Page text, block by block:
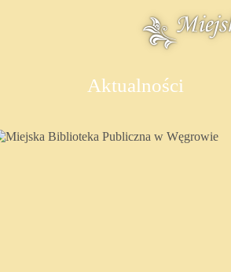
Aktualności